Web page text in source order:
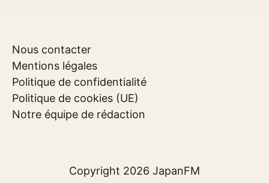
Nous contacter
Mentions légales
Politique de confidentialité
Politique de cookies (UE)
Notre équipe de rédaction
Copyright 2026 JapanFM